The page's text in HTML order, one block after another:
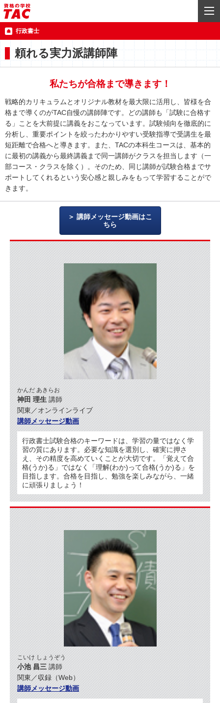
行政書士
頼れる実力派講師陣
私たちが合格まで導きます！
戦略的カリキュラムとオリジナル教材を最大限に活用し、皆様を合
格まで導くのがTAC自慢の講師陣です。どの講師も「試験に合格す
る」ことを大前提に講義をおこなっています。試験傾向を徹底的に
分析し、重要ポイントを絞ったわかりやすい受験指導で受講生を最
短距離で合格へと導きます。また、TACの本科生コースは、基本的
に最初の講義から最終講義まで同一講師がクラスを担当します（一
部コース・クラスを除く）。そのため、同じ講師が試験合格までサ
ポートしてくれるという安心感と親しみをもって学習することがで
きます。
講師メッセージ動画はこ
ちら
かんだ あきらお
神田 理生 講師
関東／オンラインライブ
講師メッセージ動画
行政書士試験合格のキーワードは、学習の量ではなく学
習の質にあります。必要な知識を選別し、確実に押さ
え、その精度を高めていくことが大切です。「覚えて合
格(うか)る」ではなく「理解(わか)って合格(うか)る」を
目指します。合格を目指し、勉強を楽しみながら、一緒
に頑張りましょう！
こいけ しょうぞう
小池 昌三 講師
関東／収録（Web）
講師メッセージ動画